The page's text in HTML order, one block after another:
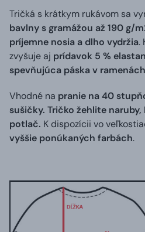
Tričká s krátkym rukávom sa
bavlny s gramážou až 190 g/
príjemne nosia a dlho vydržia.
zvyšuje aj prídavok 5 %
spevňujúca páska v ramenách
Vhodné na pranie na 40
sušičky. Tričko žehlite naruby,
potlač. K dispozícii vo
vyššie ponúkaných farbách.